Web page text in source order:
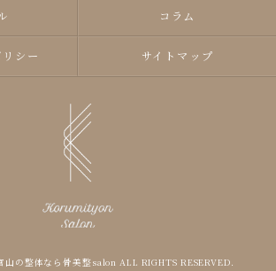
コラム
シー サイトマップ
の整体なら骨美整salon ALL RIGHTS RESERVED.